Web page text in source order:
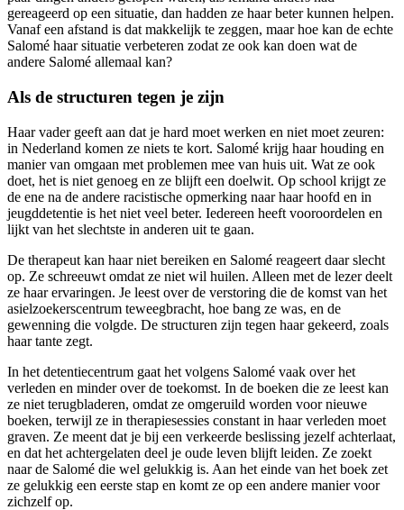
gereageerd op een situatie, dan hadden ze haar beter kunnen helpen.
Vanaf een afstand is dat makkelijk te zeggen, maar hoe kan de echte
Salomé haar situatie verbeteren zodat ze ook kan doen wat de
andere Salomé allemaal kan?
Als de structuren tegen je zijn
Haar vader geeft aan dat je hard moet werken en niet moet zeuren:
in Nederland komen ze niets te kort. Salomé krijg haar houding en
manier van omgaan met problemen mee van huis uit. Wat ze ook
doet, het is niet genoeg en ze blijft een doelwit. Op school krijgt ze
de ene na de andere racistische opmerking naar haar hoofd en in
jeugddetentie is het niet veel beter. Iedereen heeft vooroordelen en
lijkt van het slechtste in anderen uit te gaan.
De therapeut kan haar niet bereiken en Salomé reageert daar slecht
op. Ze schreeuwt omdat ze niet wil huilen. Alleen met de lezer deelt
ze haar ervaringen. Je leest over de verstoring die de komst van het
asielzoekerscentrum teweegbracht, hoe bang ze was, en de
gewenning die volgde. De structuren zijn tegen haar gekeerd, zoals
haar tante zegt.
In het detentiecentrum gaat het volgens Salomé vaak over het
verleden en minder over de toekomst. In de boeken die ze leest kan
ze niet terugbladeren, omdat ze omgeruild worden voor nieuwe
boeken, terwijl ze in therapiesessies constant in haar verleden moet
graven. Ze meent dat je bij een verkeerde beslissing jezelf achterlaat,
en dat het achtergelaten deel je oude leven blijft leiden. Ze zoekt
naar de Salomé die wel gelukkig is. Aan het einde van het boek zet
ze gelukkig een eerste stap en komt ze op een andere manier voor
zichzelf op.